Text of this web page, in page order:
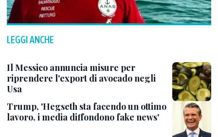
LEGGI ANCHE
Il Messico annuncia misure per
riprendere l'export di avocado negli
Usa
Trump, 'Hegseth sta facendo un ottimo
lavoro, i media diffondono fake news'